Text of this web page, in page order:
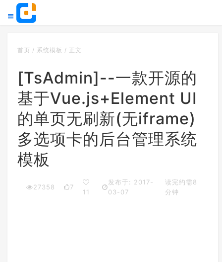
首页 / 系统模板 / 正文
[TsAdmin]--一款开源的
基于Vue.js+Element UI
的单页无刷新(无iframe)
多选项卡的后台管理系统
模板
27358 7
11
发布于: 2017-
03-07
读完约需8
分钟